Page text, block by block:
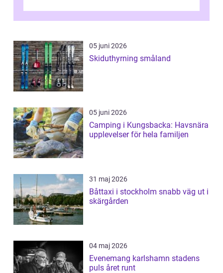
05 juni 2026
Skiduthyrning småland
05 juni 2026
Camping i Kungsbacka: Havsnära
upplevelser för hela familjen
31 maj 2026
Båttaxi i stockholm snabb väg ut i
skärgården
04 maj 2026
Evenemang karlshamn stadens
puls året runt